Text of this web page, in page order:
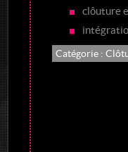
clôuture
Catégorie :